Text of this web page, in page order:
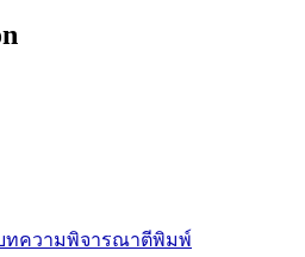
ทความพิจารณาตีพิมพ์